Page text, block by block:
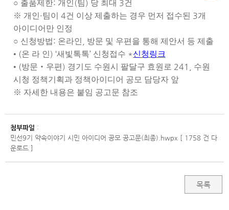
○ 출품제한: 개인 (팀) 당 최대 3건
※ 개인 ·팀이 4건 이상 제출하는 경우 먼저 접수된 3개
아이디어만 인정
○ 신청방법: 온라인
방문 및 우편을 통해 제안서 등 제출
• (온 라 인 ) ‘새빛톡톡’ 신청접수 *신청링크
• (방문 ‧ 우편 ) 경기도 수원시 팔달구 효원로 241,
수원
시청 정책기획과 정책아이디어 공모 담당자 앞
※ 자세한 내용은 붙임 공고문 참조
첨부파일 :
민선9기 약속이야기 시민 아이디어 공모 공고문(최종).hwpx [ 1758 건 다
운로드 ]
목록